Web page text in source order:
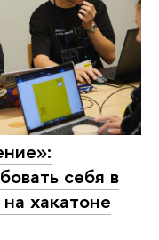
себя в
хакатоне